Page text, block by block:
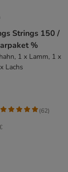
Strings 150 /
%
1 x Lamm, 1 x
Lachs
(62)